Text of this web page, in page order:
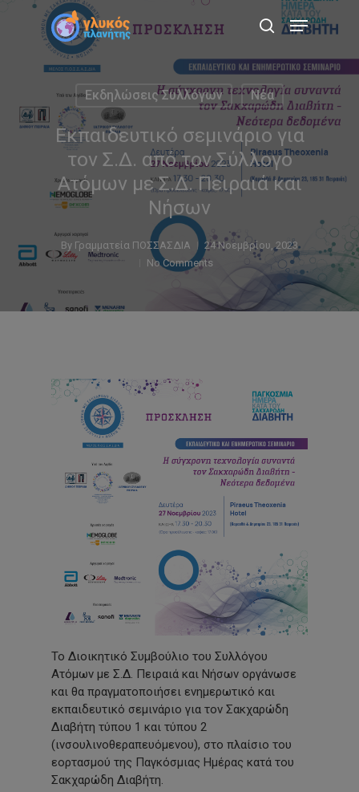
search
Menu
Εκδηλώσεις Συλλόγων Νέα
Εκπαιδευτικό σεμινάριο για
τον Σ.Δ. από τον Σύλλογο
Ατόμων με Σ.Δ. Πειραιά και
Νήσων
By Γραμματεία ΠΟΣΣΑΣΔΙΑ
24 Νοεμβρίου, 2023
No Comments
Το Διοικητικό Συμβούλιο του Συλλόγου
Ατόμων με Σ.Δ. Πειραιά και Νήσων οργάνωσε
και θα πραγματοποιήσει ενημερωτικό και
εκπαιδευτικό σεμινάριο για τον Σακχαρώδη
Διαβήτη τύπου 1 και τύπου 2
(ινσουλινοθεραπευόμενου), στο πλαίσιο του
εορτασμού της Παγκόσμιας Ημέρας κατά του
Σακχαρώδη Διαβήτη.